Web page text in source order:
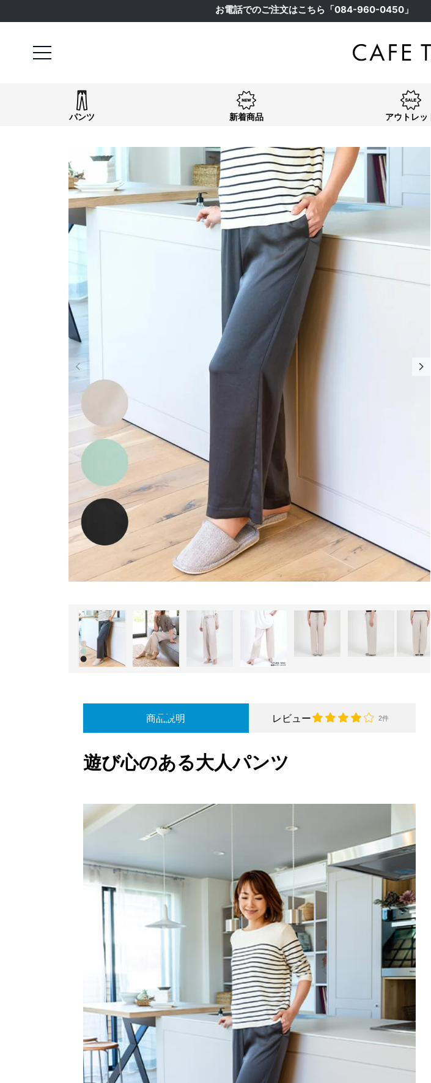
お電話でのご注文はこちら「084-960-0450 」
パンツ 新着商品 アウトレッ
商品説明 レビュー 2件
遊び心のある大人パンツ